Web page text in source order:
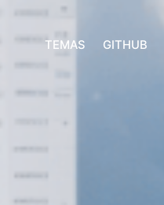
TEMAS GITHUB